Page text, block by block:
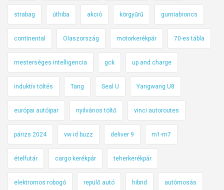
strabag úthiba akció körgyűrű gumiabroncs
continental Olaszország motorkerékpár 70-es tábla
mesterséges intelligencia gck up and charge
induktív töltés Tang Seal U Yangwang U8
európai autóipar nyilvános töltő vinci autoroutes
párizs 2024 vw id buzz deliver 9 m1-m7
ételfutár cargo kerékpár teherkerékpár
elektromos robogó repülő autó hibrid autómosás